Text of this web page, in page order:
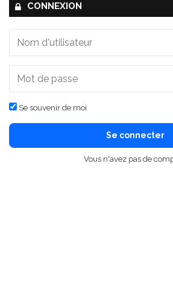
CONNEXION
Se souvenir de moi
Se connecter
Vous n'avez pas de